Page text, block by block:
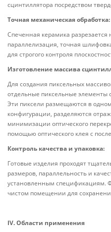
сцинтиллятора посредством
Точная механическая обработка:
Спеченная керамика
параллелизация, точная
для строгого контроля
Изготовление массива
Для создания пиксельных
отдельные пиксельные элементы
Эти пиксели размещаются в
конфигурации, разделяются
минимизации оптического
помощью оптического клея с
Контроль качества и упаковка:
Готовые изделия проходят
размеров, параллельность и
установленным спецификациям.
чистом помещении для
IV. Области применения